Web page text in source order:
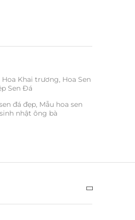
Hoa Khai trương, Hoa Sen
Sen Đá
đá đẹp, Mẫu hoa sen
nhật ông bà